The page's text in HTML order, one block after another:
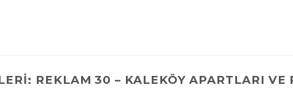
REKLAM 30 – KALEKÖY APARTLARI VE